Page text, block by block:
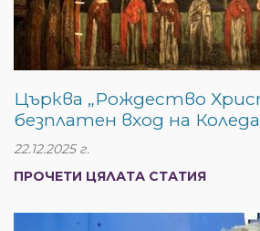
Църква „Рождество
безплатен вход на Коледа
22.12.2025 г.
ПРОЧЕТИ ЦЯЛАТА СТАТИЯ